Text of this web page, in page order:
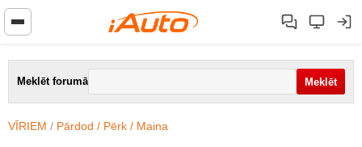
Meklēt forumā
VĪRIEM / Pārdod / Pērk / Maina